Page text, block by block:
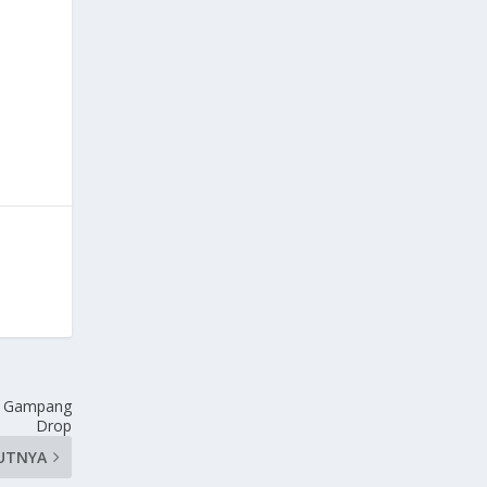
Drop